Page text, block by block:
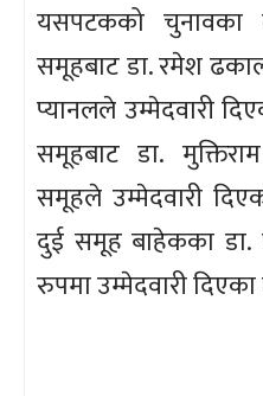
यसपटकको चुनावका
समूहबाट डा. रमेश
प्यानलले उम्मेदवारी
समूहबाट डा.
समूहले उम्मेदवारी
दुई समूह बाहेकका डा.
रुपमा उम्मेदवारी